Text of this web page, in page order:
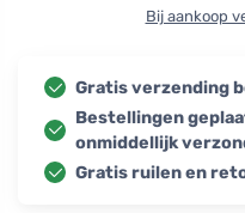
Bij aankoop
Gratis verzending
Bestellingen
onmiddellijk
Gratis ruilen en